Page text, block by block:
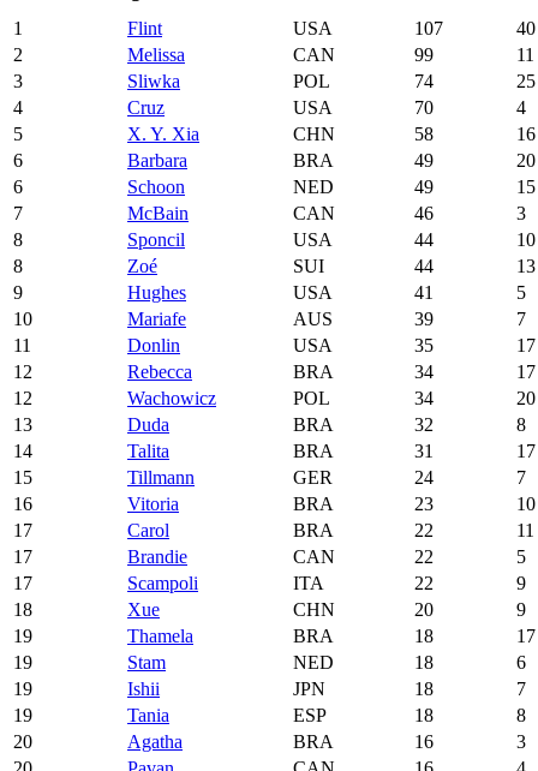
1
Flint USA 107
40
2
Melissa CAN 99
11
3
Sliwka POL 74
25
4
Cruz USA 70
4
5
X. Y. Xia CHN 58
16
6
Barbara BRA 49
20
6
Schoon NED 49
15
7
McBain CAN 46
3
8
Sponcil USA 44
10
8
Zoé SUI 44
13
9
Hughes USA 41
5
10
Mariafe AUS 39
7
11
Donlin USA 35
17
12
Rebecca BRA 34
17
12
Wachowicz POL 34
20
13
Duda BRA 32
8
14
Talita BRA 31
17
15
Tillmann GER 24
7
16
Vitoria BRA 23
10
17
Carol BRA 22
11
17
Brandie CAN 22
5
17
Scampoli ITA 22
9
18
Xue CHN 20
9
19
Thamela BRA 18
17
19
Stam NED 18
6
19
Ishii JPN 18
7
19
Tania ESP 18
8
20
Agatha BRA 16
3